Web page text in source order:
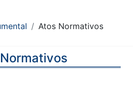
Atos Normativos